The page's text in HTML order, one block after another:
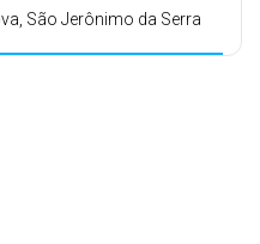
São Jerônimo da Serra